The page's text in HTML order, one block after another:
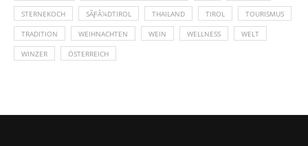
STERNEKOCH SÃƑÂ¼DTIROL THAILAND TIROL TOURISMUS
TRADITION WEIHNACHTEN WEIN WELLNESS WELT
WINZER ÖSTERREICH